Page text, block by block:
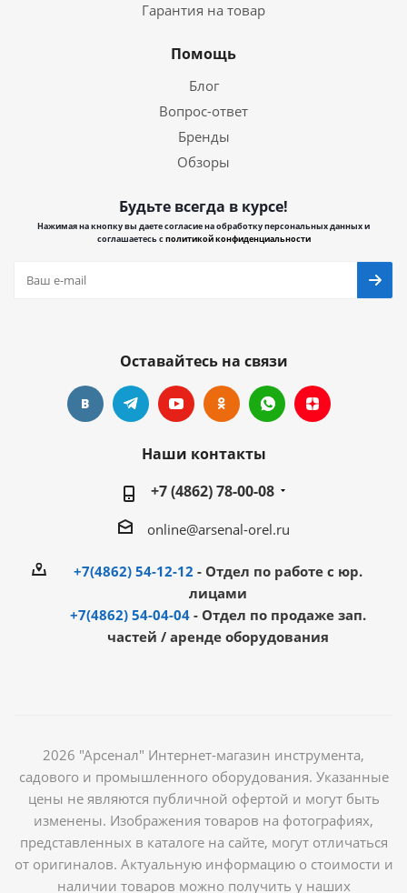
Гарантия на товар
Помощь
Блог
Вопрос-ответ
Бренды
Обзоры
Будьте всегда в курсе!
Нажимая на кнопку вы даете согласие на обработку персональных данных и
соглашаетесь сполитикой конфиденциальности
Оставайтесь на связи
Наши контакты
+7 (4862) 78-00-08
online@arsenal-orel.ru
+7(4862) 54-12-12 - Отдел по работе с юр.
лицами
+7(4862) 54-04-04 - Отдел по продаже зап.
частей / аренде оборудования
2026 "Арсенал" Интернет-магазин инструмента,
садового и промышленного оборудования. Указанные
цены не являются публичной офертой и могут быть
изменены. Изображения товаров на фотографиях,
представленных в каталоге на сайте, могут отличаться
от оригиналов. Актуальную информацию о стоимости и
наличии товаров можно получить у наших